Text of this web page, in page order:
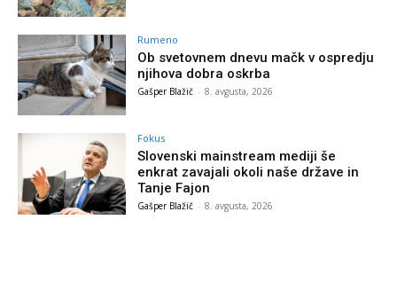
Rumeno
Ob svetovnem dnevu mačk v ospredju
njihova dobra oskrba
Gašper Blažič - 8. avgusta, 2026
Fokus
Slovenski mainstream mediji še
enkrat zavajali okoli naše države in
Tanje Fajon
Gašper Blažič - 8. avgusta, 2026